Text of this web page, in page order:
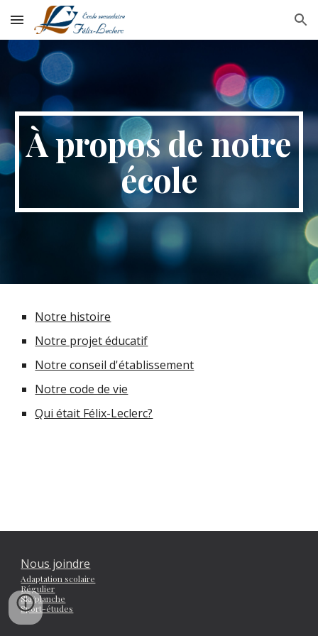
Skip to main content Skip to navigation
À propos de notre
école
Notre histoire
Notre projet éducatif
Notre conseil d'établissement
Notre code de vie
Qui était Félix-Leclerc?
Nous joindre
Adaptation scolaire
Régulier
Ski/planche
Sport-études